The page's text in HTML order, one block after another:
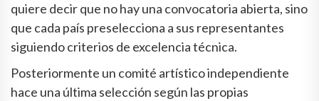
quiere decir que no hay una convocatoria abierta, sino
que cada país preselecciona a sus representantes
siguiendo criterios de excelencia técnica.
Posteriormente un comité artístico independiente
hace una última selección según las propias